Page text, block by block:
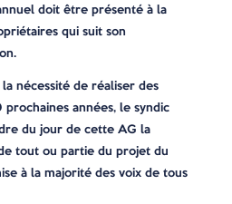
doit être présenté à la
qui suit son
nécessité de réaliser des
années, le syndic
du jour de cette AG la
tout ou partie du projet du
à la majorité des voix de tous